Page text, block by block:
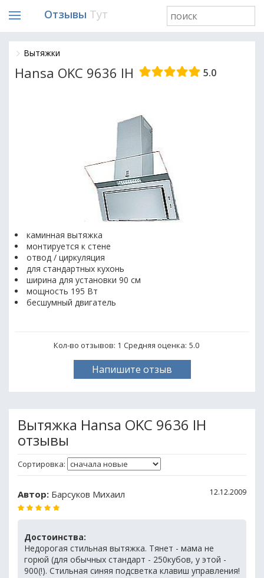
Отзывы Тут
Вытяжки
Hansa OKC 9636 IH 5.0
каминная вытяжка
монтируется к стене
отвод / циркуляция
для стандартных кухонь
ширина для установки 90 см
мощность 195 Вт
бесшумный двигатель
Кол-во отзывов: 1 Средняя оценка: 5.0
Напишите отзыв
Вытяжка Hansa OKC 9636 IH
отзывы
Сортировка:
Автор: Барсуков Михаил 12.12.2009
Достоинства:
Недорогая стильная вытяжка. Тянет - мама не
горюй (для обычных стандарт - 250кубов, у этой -
900(!). Стильная синяя подсветка клавиш управления!